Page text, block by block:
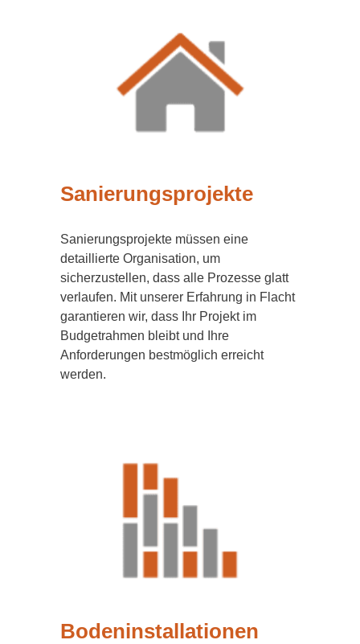
Sanierungsprojekte
Sanierungsprojekte müssen eine
detaillierte Organisation, um
sicherzustellen, dass alle Prozesse glatt
verlaufen. Mit unserer Erfahrung in Flacht
garantieren wir, dass Ihr Projekt im
Budgetrahmen bleibt und Ihre
Anforderungen bestmöglich erreicht
werden.
Bodeninstallationen